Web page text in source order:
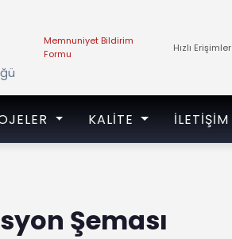
Memnuniyet Bildirim
Formu
Hızlı Erişimler
KALITE İLETIŞIM
Şeması